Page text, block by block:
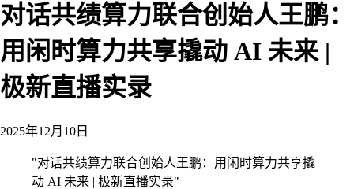
对话共绩算力联合创始人王鹏：
用闲时算力共享撬动 AI 未来 |
极新直播实录
2025年12月10日
"对话共绩算力联合创始人王鹏：用闲时算力共享撬
动 AI 未来 | 极新直播实录"